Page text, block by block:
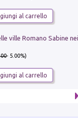
al carrello
- 5.00%)
al carrello